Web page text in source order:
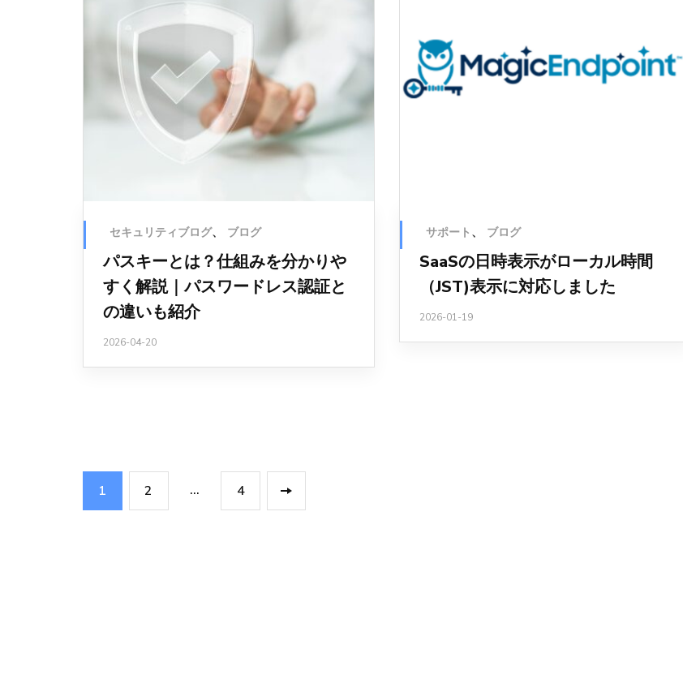
セキュリティブログ、 ブログ
パスキーとは？仕組みを分かりや
すく解説｜パスワードレス認証と
の違いも紹介
2026-04-20
サポート 、 ブログ
SaaSの日時表示がローカル時間
（JST)表示に対応しました
2026-01-19
投
稿
固
ペ
1 固
ペ
2 … 固
ペ
4